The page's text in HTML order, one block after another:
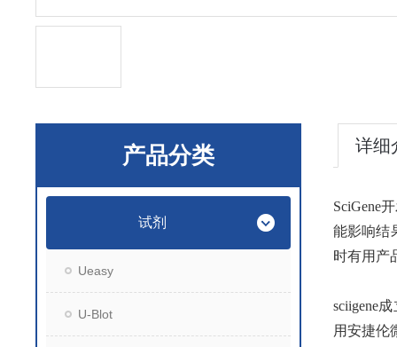
产品分类
试剂
Ueasy
U-Blot
详细
SciGene
能影响结
时有用产
sciigene
用安捷伦